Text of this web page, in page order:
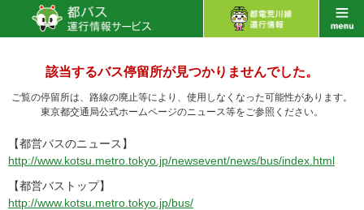
該当するバス停留所が見つかりませんでした。
ご覧の停留所は、路線の廃止等により、使用しなくなった可能性があります。
東京都交通局公式ホームページのニュース等をご参照ください。
【都営バスのニュース】
http://www.kotsu.metro.tokyo.jp/newsevent/news/bus/index.html
【都営バストップ】
http://www.kotsu.metro.tokyo.jp/bus/